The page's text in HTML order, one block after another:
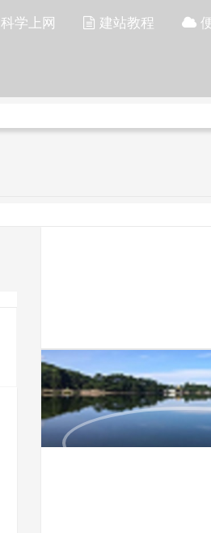
科学上网 建站教程